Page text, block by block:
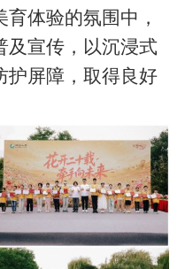
体验的氛围中，
及宣传，以沉浸式
护屏障，取得良好